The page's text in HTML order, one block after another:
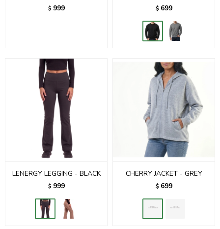
$ 999 $ 699
LENERGY LEGGING - BLACK
$ 999
CHERRY JACKET - GREY
$ 699